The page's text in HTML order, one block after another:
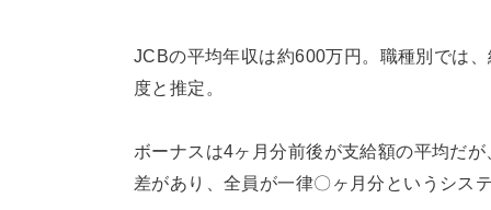
JCBの平均年収は約600万円。職種別では
度と推定。
ボーナスは4ヶ月分前後が支給額の平均だ
差があり、全員が一律〇ヶ月分というシス